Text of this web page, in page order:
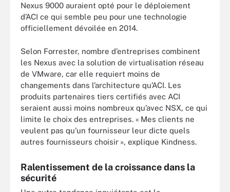
Nexus 9000 auraient opté pour le déploiement
d’ACI ce qui semble peu pour une technologie
officiellement dévoilée en 2014.
Selon Forrester, nombre d’entreprises combinent
les Nexus avec la solution de virtualisation réseau
de VMware, car elle requiert moins de
changements dans l’architecture qu’ACI. Les
produits partenaires tiers certifiés avec ACI
seraient aussi moins nombreux qu’avec NSX, ce qui
limite le choix des entreprises. « Mes clients ne
veulent pas qu’un fournisseur leur dicte quels
autres fournisseurs choisir », explique Kindness.
Ralentissement de la croissance dans la
sécurité